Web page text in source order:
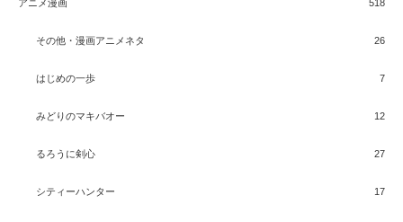
アニメ漫画 518
その他・漫画アニメネタ 26
はじめの一歩 7
みどりのマキバオー 12
るろうに剣心 27
シティーハンター 17